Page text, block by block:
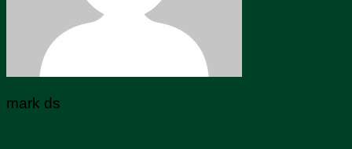
mark ds